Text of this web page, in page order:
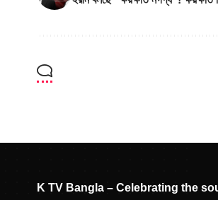
K TV Bangla – Celebrating the